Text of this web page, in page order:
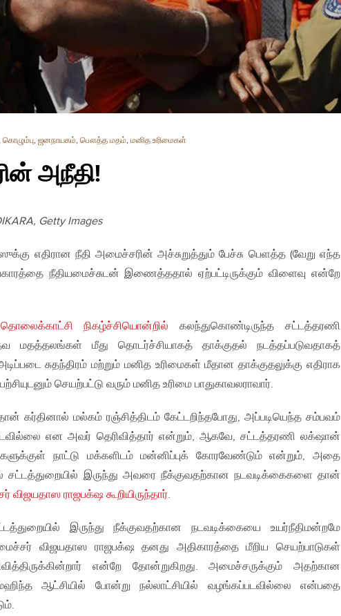
கொழும்பு, ஜனநாயகம், பௌத்த மதம், மனித உரிமைகள்
அநீதி!
Getty Images
எதிரான நீதி அமைச்சரின் அச்சுறுத்தும் பேச்சு பெளத்த (வேறு எந்த
நீதியமைச்சுடன் இணைத்ததால் ஏற்பட்டிருக்கும் விளைவு என்றே
நிகழ்ச்சியொன்றில் கலந்துகொண்டிருந்த சட்டத்தரணி
மதத்தலங்கள் மீது தொடர்ச்சியாகத் தாக்குதல் நடத்தப்படுவதாகத்
சுதந்திரம் மற்றும் மனித உரிமைகள் மீதான தாக்குதலுக்கு எதிராக
செயற்பட்டு வரும் மனித உரிமை பாதுகாவலராவார்.
கர்தினால் மல்கம் ரஞ்சித்திடம் கேட்டறிந்தபோது, அப்படியெந்த சம்பவம்
என அவர் தெரிவித்தார் என்றும், ஆகவே, சட்டத்தரணி லக்‌ஷான்
நாட்டு மக்களிடம் மன்னிப்புக் கோரவேண்டும் என்றும், அதை
சட்டத்துறையில் இருந்து அவரை நீக்குவதற்கான நடவடிக்கைகளை தான்
விஜயதாஸ ராஜபக்‌ஷ கூறியிருந்தார்.
இருந்து நீக்குவதற்கான நடவடிக்கையை உயர்நீதிமன்றமே
விஜயதாஸ ராஜபக்‌ஷ தனது அதிகாரத்தை மீறிய செயற்பாடுகள்
என்றே தோன்றுகிறது. அமைச்சருக்கும் அதற்கான
ஆட்சியில் போன்று நல்லாட்சியில் வழங்கப்படவில்லை என்பதை